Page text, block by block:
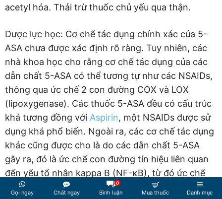
acetyl hóa. Thải trừ thuốc chủ yếu qua thận.
Dược lực học: Cơ chế tác dụng chính xác của 5-
ASA chưa được xác định rõ ràng. Tuy nhiên, các
nhà khoa học cho rằng cơ chế tác dụng của các
dẫn chất 5-ASA có thể tương tự như các NSAIDs,
thông qua ức chế 2 con đường COX và LOX
(lipoxygenase). Các thuốc 5-ASA đều có cấu trúc
khá tương đồng với Aspirin, một NSAIDs được sử
dụng khá phổ biến. Ngoài ra, các cơ chế tác dụng
khác cũng được cho là do các dẫn chất 5-ASA
gây ra, đó là ức chế con đường tín hiệu liên quan
đến yếu tố nhân kappa B (NF-κB), từ đó ức chế
sự tổng hợp ra các cyctokine tiền viêm, làm điều
Gọi ngay Chát ngay
0
Bình luận Mua thuốc Danh mục